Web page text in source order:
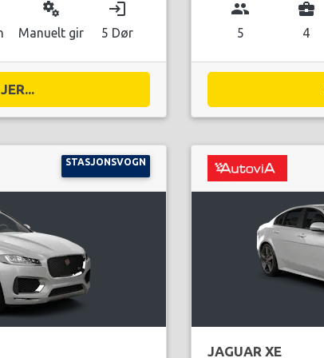
miscellaneous_services
Manuelt gir
login
5 Dør
group
5
business_center
4
STASJONSVOGN
JAGUAR XE